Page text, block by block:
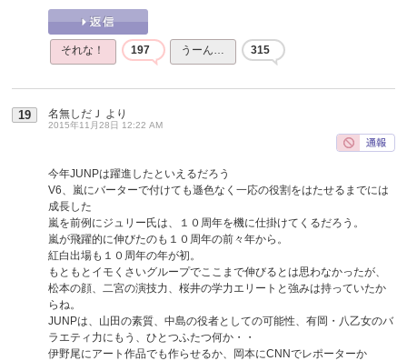
それな！ 197 うーん… 315
19 名無しだＪ より
2015年11月28日 12:22 AM
今年JUNPは躍進したといえるだろう
V6、嵐にバーターで付けても遜色なく一応の役割をはたせるまでには
成長した
嵐を前例にジュリー氏は、１０周年を機に仕掛けてくるだろう。
嵐が飛躍的に伸びたのも１０周年の前々年から。
紅白出場も１０周年の年が初。
もともとイモくさいグループでここまで伸びるとは思わなかったが、
松本の顔、二宮の演技力、桜井の学力エリートと強みは持っていたか
らね。
JUNPは、山田の素質、中島の役者としての可能性、有岡・八乙女のバ
ラエティ力にもう、ひとつふたつ何か・・
伊野尾にアート作品でも作らせるか、岡本にCNNでレポーターか